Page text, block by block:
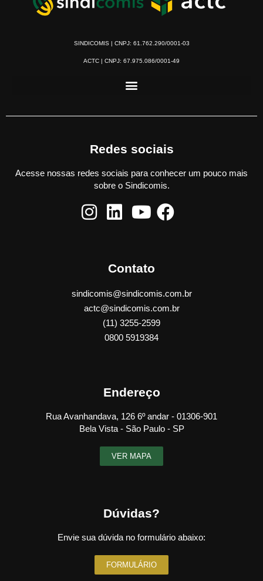
SINDICOMIS | CNPJ: 61.762.290/0001-03
ACTC | CNPJ: 67.975.086/0001-49
Redes sociais
Acesse nossas redes sociais para conhecer um pouco mais
sobre o Sindicomis.
Contato
sindicomis@sindicomis.com.br
actc@sindicomis.com.br
(11) 3255-2599
0800 5919384
Endereço
Rua Avanhandava, 126 6º andar - 01306-901
Bela Vista - São Paulo - SP
VER MAPA
Dúvidas?
Envie sua dúvida no formulário abaixo:
FORMULÁRIO